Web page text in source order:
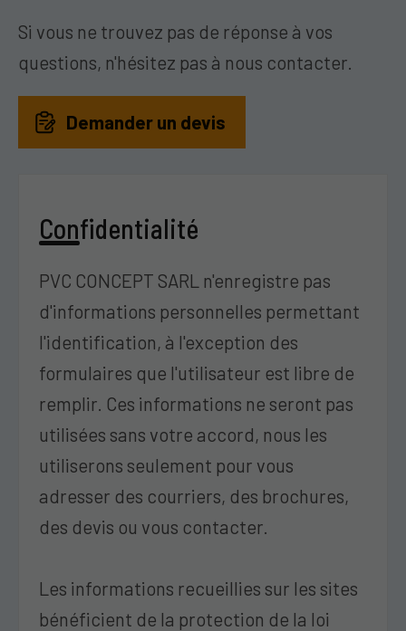
Si vous ne trouvez pas de réponse à vos
questions, n'hésitez pas à nous contacter.
Demander un devis
Confidentialité
PVC CONCEPT SARL n'enregistre pas
d'informations personnelles permettant
l'identification, à l'exception des
formulaires que l'utilisateur est libre de
remplir. Ces informations ne seront pas
utilisées sans votre accord, nous les
utiliserons seulement pour vous
adresser des courriers, des brochures,
des devis ou vous contacter.
Les informations recueillies sur les sites
bénéficient de la protection de la loi